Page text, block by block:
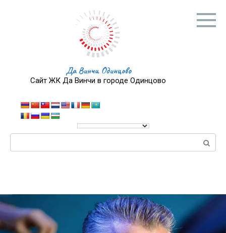
Да Винчи Одинцово
Сайт ЖК Да Винчи в городе Одинцово